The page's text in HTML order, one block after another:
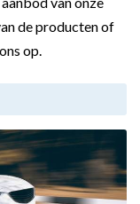
de producten of
op.